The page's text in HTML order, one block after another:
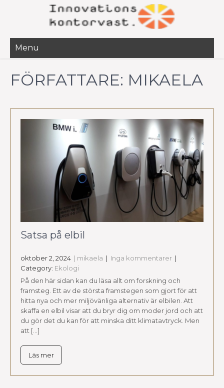
Menu
FÖRFATTARE: MIKAELA
Satsa på elbil
oktober 2, 2024 | mikaela | Inga kommentarer |
Category: Ekologi
På den här sidan kan du läsa allt om forskning och
framsteg. Ett av de största framstegen som gjort för att
hitta nya och mer miljövänliga alternativ är elbilen. Att
skaffa en elbil visar att du bryr dig om moder jord och att
du gör det du kan för att minska ditt klimatavtryck. Men
att […]
Läs mer